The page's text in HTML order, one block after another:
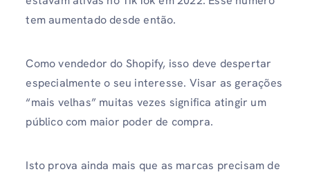
tem aumentado desde então.
Como vendedor do Shopify, isso deve despertar
especialmente o seu interesse. Visar as gerações
“mais velhas” muitas vezes significa atingir um
público com maior poder de compra.
Isto prova ainda mais que as marcas precisam de